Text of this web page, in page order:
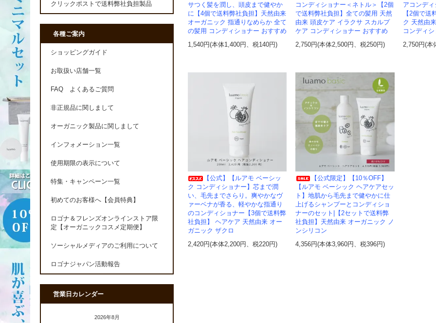
サつく髪を潤し、頭皮まで健やか
に【4個で送料弊社負担】天然由来
オーガニック 指通りなめらか 全て
の髪用 コンディショナー おすすめ
1,540円(本体1,400円、税140円)
コンディショナー＜ネトル＞【2個
で送料弊社負担】全ての髪用 天然
由来 頭皮ケア イラクサ スカルプ
ケア コンディショナー おすすめ
2,750円(本体2,500円、税250円)
アコンデ
【2個で送
ク 天然由
コンディ
2,750円(本
【公式】【ルアモ ベーシッ
ク コンディショナー】芯まで潤
い、毛先までさらり。爽やかなヴ
ァーベナが香る、軽やかな指通り
のコンディショナー【3個で送料弊
社負担】 ヘアケア 天然由来 オー
ガニック ザクロ
2,420円(本体2,200円、税220円)
【公式限定】【10％OFF】
【ルアモ ベーシック ヘアケアセッ
ト】地肌から毛先まで健やかに仕
上げるシャンプーとコンディショ
ナーのセット|【2セットで送料弊
社負担】天然由来 オーガニック ノ
ンシリコン
4,356円(本体3,960円、税396円)
クリックポストで送料弊社負担製品
各種ご案内
ショッピングガイド
お取扱い店舗一覧
FAQ よくあるご質問
非正規品に関しまして
オーガニック製品に関しまして
インフォメーション一覧
使用期限の表示について
特集・キャンペーン一覧
初めてのお客様へ【会員特典】
ロゴナ＆フレンズオンラインストア限
定【オーガニックコスメ定期便】
ソーシャルメディアのご利用について
ロゴナジャパン活動報告
営業日カレンダー
2026年8月